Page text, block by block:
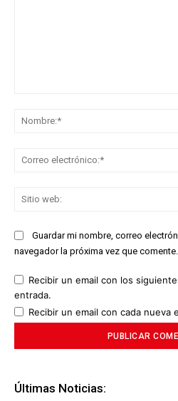
Guardar mi nombre, correo
navegador la próxima vez que comente.
Recibir un email con los
entrada.
Recibir un email con cada nueva
Últimas Noticias: